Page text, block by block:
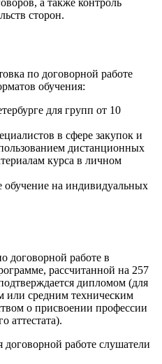
сторон.
по договорной работе
обучения:
для групп от 10
в сфере закупок и
дистанционных
курса в личном
обучение на индивидуальных
договорной работе в
рассчитанной на 257
дипломом (для
или средним техническим
о присвоении профессии
аттестата).
работе слушатели